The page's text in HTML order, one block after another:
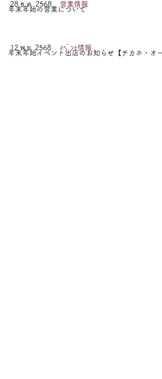
28 ธ.ค. 2568 営業情報
年末年始の営業について
12 พ.ย. 2568 ｲﾍﾞﾝﾄ情報
年末年始イベント出店のお知らせ【チカホ・オ